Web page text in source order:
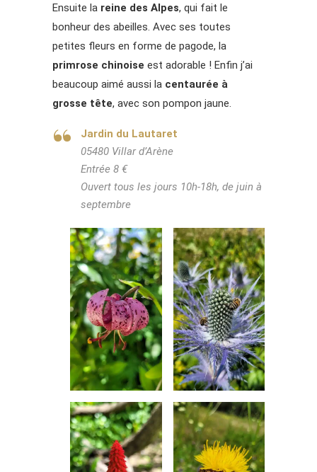
Ensuite la reine des Alpes, qui fait le
bonheur des abeilles. Avec ses toutes
petites fleurs en forme de pagode, la
primrose chinoise est adorable ! Enfin j’ai
beaucoup aimé aussi la centaurée à
grosse tête, avec son pompon jaune.
Jardin du Lautaret
05480 Villar d’Arène
Entrée 8 €
Ouvert tous les jours 10h-18h, de juin à
septembre